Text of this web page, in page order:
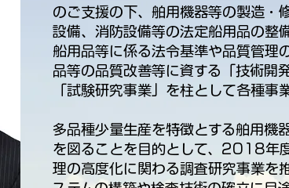
のご支援の下、舶用機器等の製造・
設備、消防設備等の法定船用品の整
船用品等に係る法令基準や品質管理
品等の品質改善等に資する「技術開
「試験研究事業」を柱として各種事
多品種少量生産を特徴とする舶用機
を図ることを目的として、2018年
理の高度化に関わる調査研究事業を